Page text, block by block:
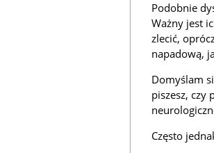
Podobnie
Ważny jest
zlecić,
napadową,
Domyślam
piszesz, czy
Często